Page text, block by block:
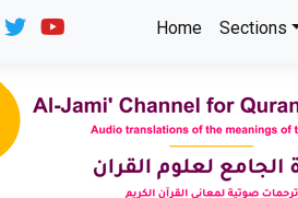
Home Sections